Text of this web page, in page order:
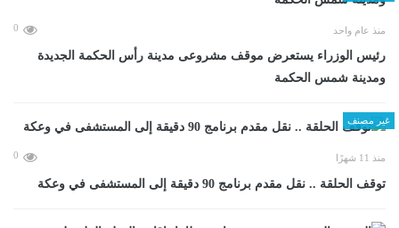
منذ عام واحد 0
رئيس الوزراء يستعرض موقف مشروعى مدينة رأس الحكمة الجديدة
ومدينة شمس الحكمة
غير مصنف
منذ 11 شهرًا 0
توقف الحلقة .. نقل مقدم برنامج 90 دقيقة إلى المستشفى في وعكة